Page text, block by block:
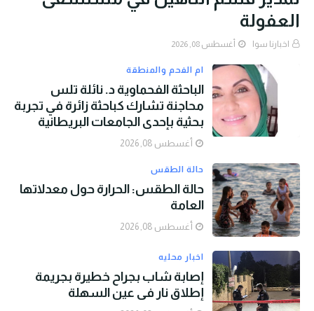
العفولة
اخبارنا سوا أغسطس 08, 2026
ام الفحم والمنطقة
الباحثة الفحماوية د. نائلة تلس
محاجنة تشارك كباحثة زائرة في تجربة
بحثية بإحدى الجامعات البريطانية
أغسطس 08, 2026
حالة الطقس
حالة الطقس: الحرارة حول معدلاتها
العامة
أغسطس 08, 2026
اخبار محليه
إصابة شاب بجراح خطيرة بجريمة
إطلاق نار في عين السهلة